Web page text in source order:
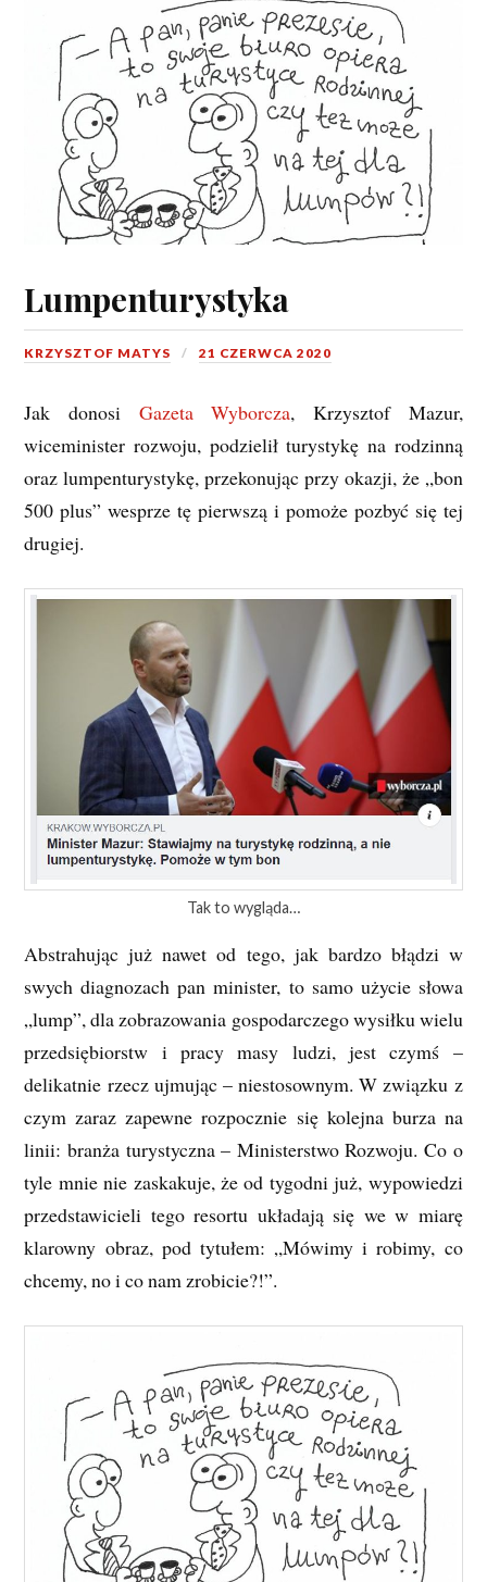
Lumpenturystyka
KRZYSZTOF MATYS 21 CZERWCA 2020
Jak donosi Gazeta Wyborcza, Krzysztof Mazur,
wiceminister rozwoju, podzielił turystykę na rodzinną
oraz lumpenturystykę, przekonując przy okazji, że „bon
500 plus” wesprze tę pierwszą i pomoże pozbyć się tej
drugiej.
Tak to wygląda…
Abstrahując już nawet od tego, jak bardzo błądzi w
swych diagnozach pan minister, to samo użycie słowa
„lump”, dla zobrazowania gospodarczego wysiłku wielu
przedsiębiorstw i pracy masy ludzi, jest czymś –
delikatnie rzecz ujmując – niestosownym. W związku z
czym zaraz zapewne rozpocznie się kolejna burza na
linii: branża turystyczna – Ministerstwo Rozwoju. Co o
tyle mnie nie zaskakuje, że od tygodni już, wypowiedzi
przedstawicieli tego resortu układają się we w miarę
klarowny obraz, pod tytułem: „Mówimy i robimy, co
chcemy, no i co nam zrobicie?!”.